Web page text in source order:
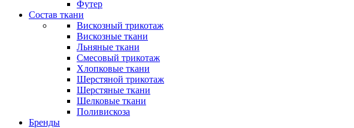
Футер
Состав ткани
Вискозный трикотаж
Вискозные ткани
Льняные ткани
Смесовый трикотаж
Хлопковые ткани
Шерстяной трикотаж
Шерстяные ткани
Шелковые ткани
Поливискоза
Бренды